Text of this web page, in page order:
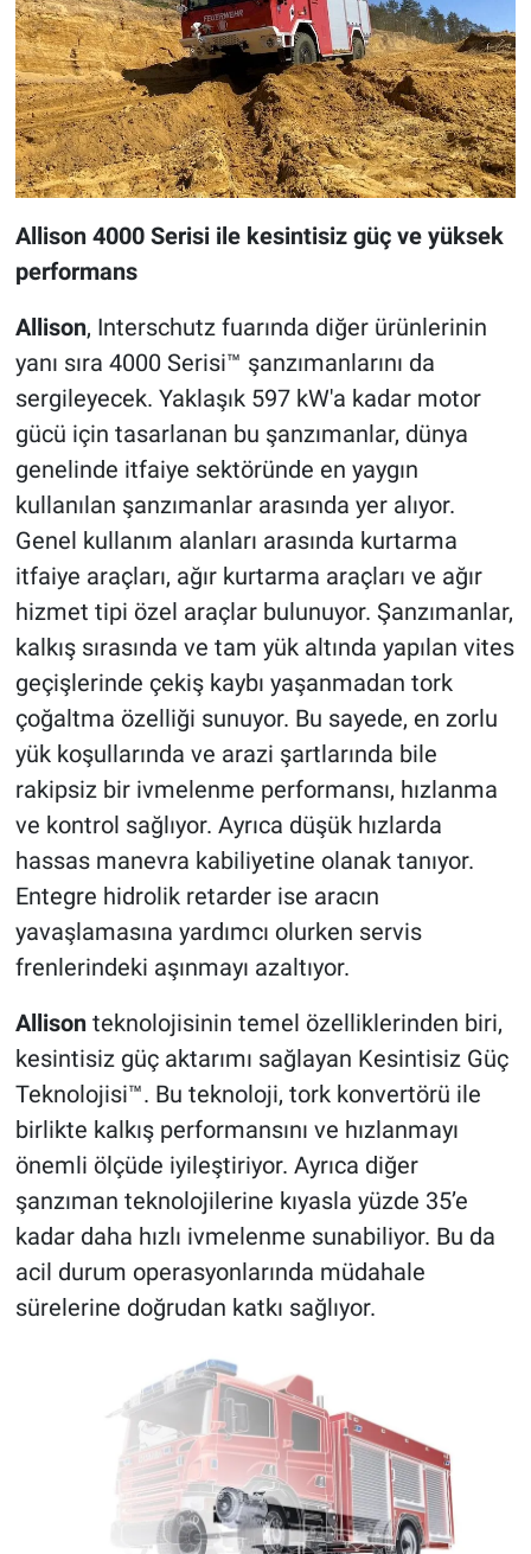
Allison 4000 Serisi ile kesintisiz güç ve yüksek
performans
Allison, Interschutz fuarında diğer ürünlerinin
yanı sıra 4000 Serisi™ şanzımanlarını da
sergileyecek. Yaklaşık 597 kW'a kadar motor
gücü için tasarlanan bu şanzımanlar, dünya
genelinde itfaiye sektöründe en yaygın
kullanılan şanzımanlar arasında yer alıyor.
Genel kullanım alanları arasında kurtarma
itfaiye araçları, ağır kurtarma araçları ve ağır
hizmet tipi özel araçlar bulunuyor. Şanzımanlar,
kalkış sırasında ve tam yük altında yapılan vites
geçişlerinde çekiş kaybı yaşanmadan tork
çoğaltma özelliği sunuyor. Bu sayede, en zorlu
yük koşullarında ve arazi şartlarında bile
rakipsiz bir ivmelenme performansı, hızlanma
ve kontrol sağlıyor. Ayrıca düşük hızlarda
hassas manevra kabiliyetine olanak tanıyor.
Entegre hidrolik retarder ise aracın
yavaşlamasına yardımcı olurken servis
frenlerindeki aşınmayı azaltıyor.
Allisonteknolojisinin temel özelliklerinden biri,
kesintisiz güç aktarımı sağlayan Kesintisiz Güç
Teknolojisi™. Bu teknoloji, tork konvertörü ile
birlikte kalkış performansını ve hızlanmayı
önemli ölçüde iyileştiriyor. Ayrıca diğer
şanzıman teknolojilerine kıyasla yüzde 35’e
kadar daha hızlı ivmelenme sunabiliyor. Bu da
acil durum operasyonlarında müdahale
sürelerine doğrudan katkı sağlıyor.